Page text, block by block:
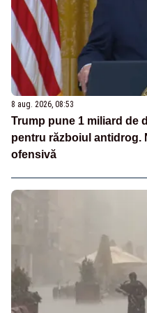
8 aug. 2026, 08:53
Trump pune 1 miliard de
pentru războiul antidrog.
ofensivă